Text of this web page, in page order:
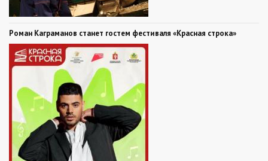
Роман Каграманов станет гостем фестиваля «Красная строка»